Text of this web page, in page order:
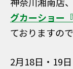
グカーショー
ておりますので
2月18日・19